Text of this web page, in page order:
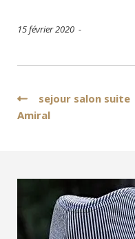
15 février 2020 -
Navigation
de
sejour salon suite
Amiral